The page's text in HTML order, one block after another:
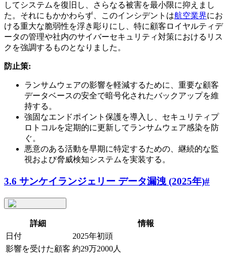
してシステムを復旧し、さらなる被害を最小限に抑えまし
た。それにもかかわらず、このインシデントは航空業界にお
ける重大な脆弱性を浮き彫りにし、特に顧客ロイヤルティデ
ータの管理や社内のサイバーセキュリティ対策におけるリス
クを強調するものとなりました。
防止策:
ランサムウェアの影響を軽減するために、重要な顧客
データベースの安全で暗号化されたバックアップを維
持する。
強固なエンドポイント保護を導入し、セキュリティプ
ロトコルを定期的に更新してランサムウェア感染を防
ぐ。
悪意のある活動を早期に特定するための、継続的な監
視および脅威検知システムを実装する。
3.6 サンケイランジェリー データ漏洩 (2025年)#
詳細
情報
日付
2025年初頭
影響を受けた顧客 約29万2000人